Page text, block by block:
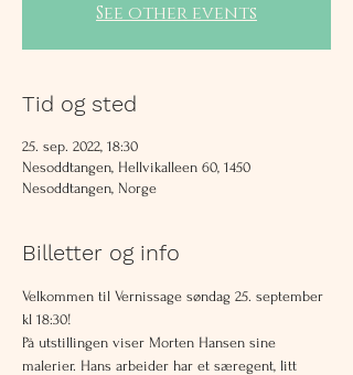
See other events
Tid og sted
25. sep. 2022, 18:30
Nesoddtangen, Hellvikalleen 60, 1450
Nesoddtangen, Norge
Billetter og info
Velkommen til Vernissage søndag 25. september
kl 18:30!
På utstillingen viser Morten Hansen sine
malerier. Hans arbeider har et særegent, litt